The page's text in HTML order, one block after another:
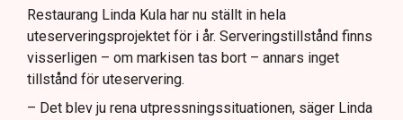
Restaurang Linda Kula har nu ställt in hela
uteserveringsprojektet för i år. Serveringstillstånd finns
visserligen – om markisen tas bort – annars inget
tillstånd för uteservering.
– Det blev ju rena utpressningssituationen, säger Linda